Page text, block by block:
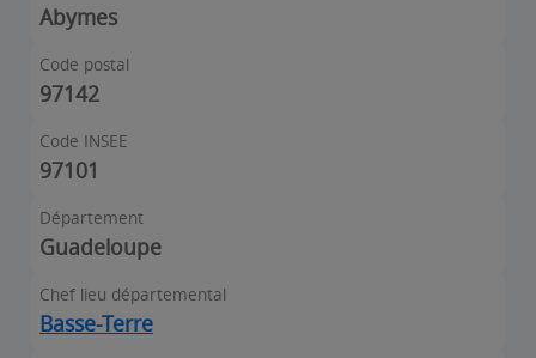
Abymes
Code postal
97142
Code INSEE
97101
Département
Guadeloupe
Chef lieu départemental
Basse-Terre